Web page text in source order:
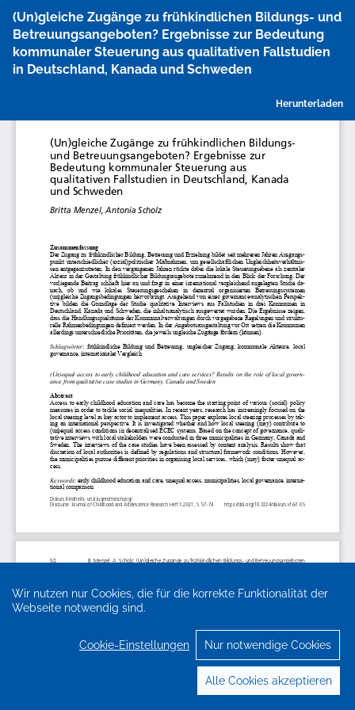
Wir nutzen nur Cookies, die für die korrekte Funktionalität der
Webseite notwendig sind.
Cookie-Einstellungen Nur notwendige Cookies
Alle Cookies akzeptieren
Artikeldetails
zurückkehren
(Un)gleiche Zugänge zu frühkindlichen Bildungs- und
Betreuungsangeboten? Ergebnisse zur Bedeutung
kommunaler Steuerung aus qualitativen Fallstudien
in Deutschland, Kanada und Schweden
Herunterladen